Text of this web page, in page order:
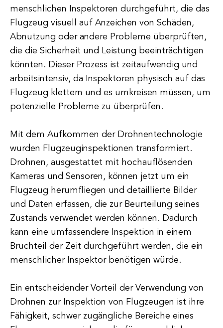
menschlichen Inspektoren durchgeführt, die das
Flugzeug visuell auf Anzeichen von Schäden,
Abnutzung oder andere Probleme überprüften,
die die Sicherheit und Leistung beeinträchtigen
könnten. Dieser Prozess ist zeitaufwendig und
arbeitsintensiv, da Inspektoren physisch auf das
Flugzeug klettern und es umkreisen müssen, um
potenzielle Probleme zu überprüfen.
Mit dem Aufkommen der Drohnentechnologie
wurden Flugzeuginspektionen transformiert.
Drohnen, ausgestattet mit hochauflösenden
Kameras und Sensoren, können jetzt um ein
Flugzeug herumfliegen und detaillierte Bilder
und Daten erfassen, die zur Beurteilung seines
Zustands verwendet werden können. Dadurch
kann eine umfassendere Inspektion in einem
Bruchteil der Zeit durchgeführt werden, die ein
menschlicher Inspektor benötigen würde.
Ein entscheidender Vorteil der Verwendung von
Drohnen zur Inspektion von Flugzeugen ist ihre
Fähigkeit, schwer zugängliche Bereiche eines